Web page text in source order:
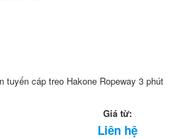
tuyến cáp treo Hakone Ropeway 3 phút
Giá từ:
Liên hệ